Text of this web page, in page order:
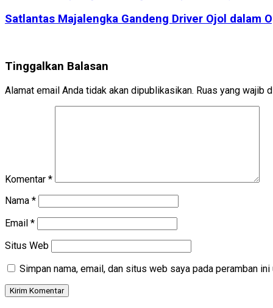
Satlantas Majalengka Gandeng Driver Ojol dalam
Tinggalkan Balasan
Alamat email Anda tidak akan dipublikasikan. Ruas yang wajib
Komentar *
Nama *
Email *
Situs Web
Simpan nama, email, dan situs web saya pada peramban